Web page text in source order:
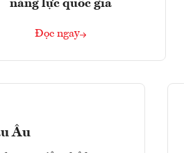
năng lực quốc gia
Đọc ngay
Âu